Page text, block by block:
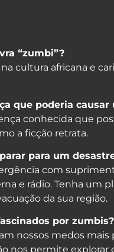
“zumbi”?
cultura africana e
que poderia
conhecida que
a ficção retrata.
para um
com
e rádio. Tenha um
da sua região.
por zumbis?
nossos medos mais
nos permite